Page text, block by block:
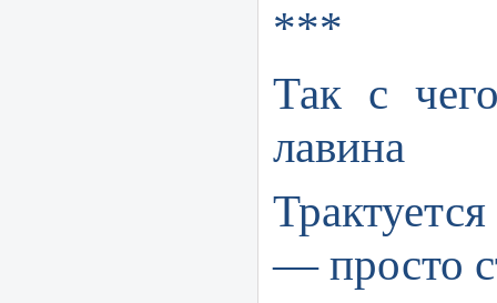
***
Так с
лавина
— просто